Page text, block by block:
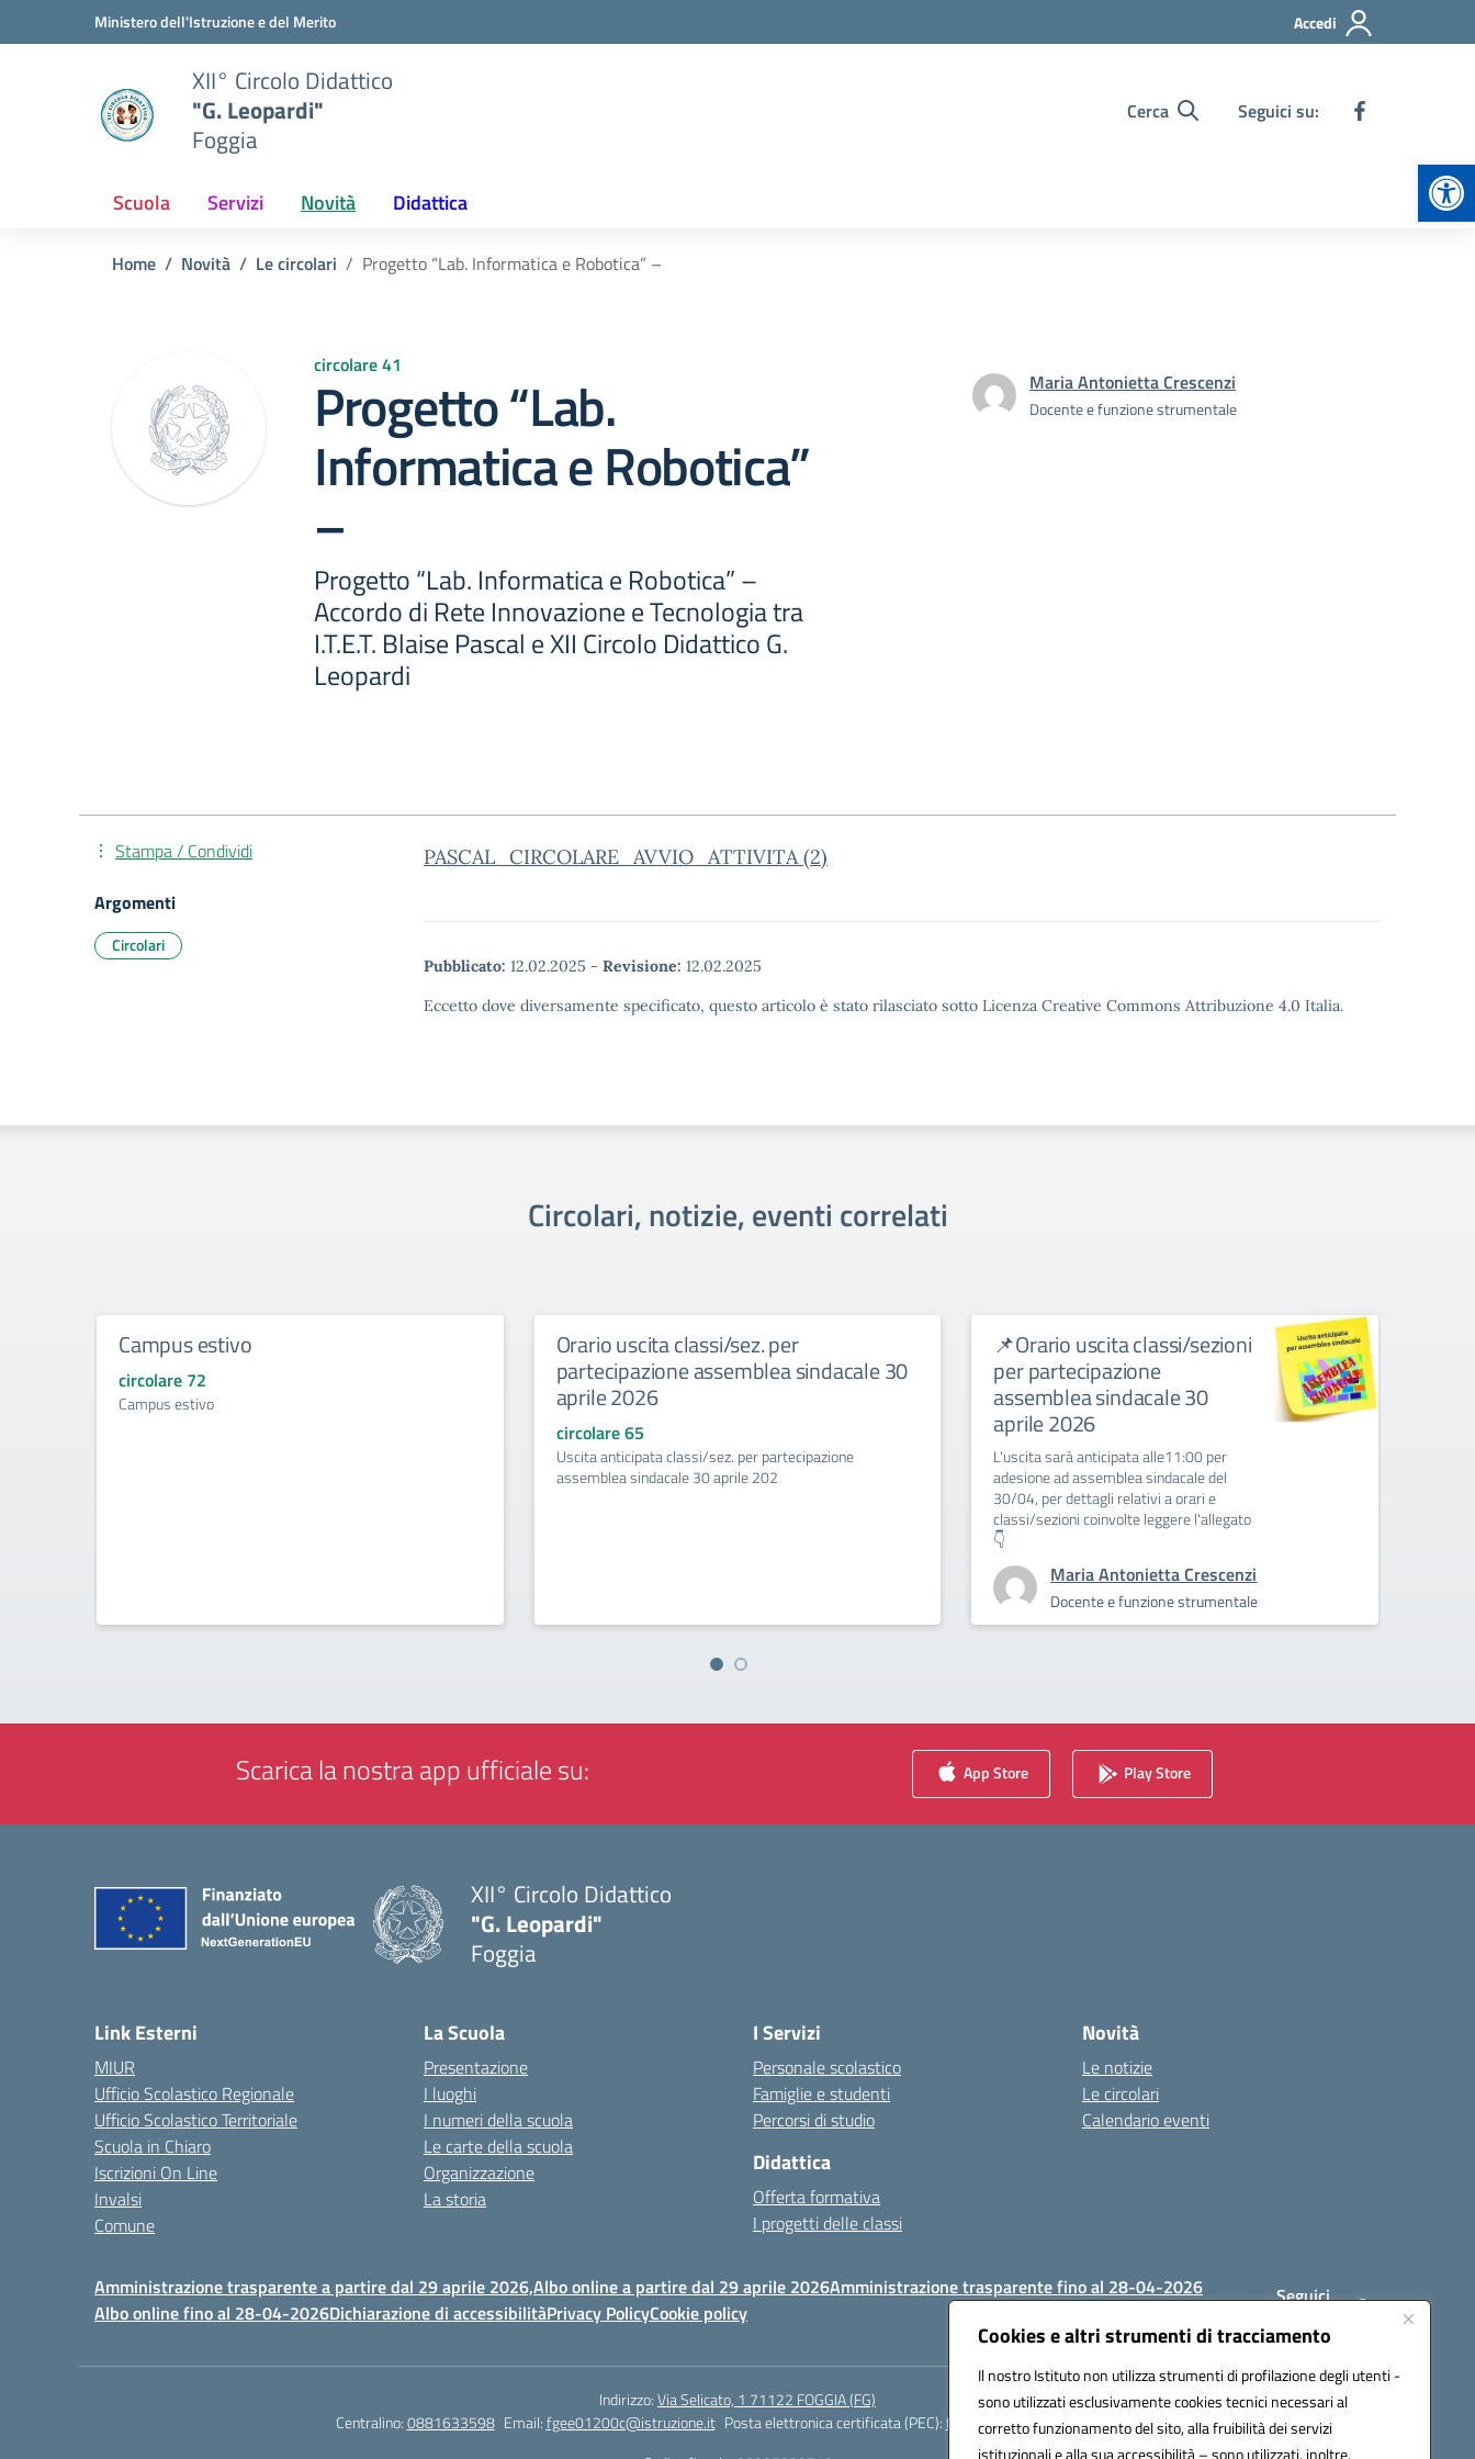
Cookies e altri strumenti di tracciamento
Il nostro Istituto non utilizza strumenti di profilazione degli utenti -
sono utilizzati esclusivamente cookies tecnici necessari al
corretto funzionamento del sito, alla fruibilità dei servizi
istituzionali e alla sua accessibilità – sono utilizzati, inoltre,
Vai ai contenuti
Vai al menu di navigazioneMinistero dell'Istruzione e del Merito Accedi
XII° Circolo Didattico
"G. Leopardi"
Foggia
Cerca Seguici su:
Scuola Servizi Novità Didattica
Home Novità Le circolari Progetto “Lab. Informatica e Robotica” –
circolare 41
Progetto “Lab.
Informatica e Robotica”
–
Progetto “Lab. Informatica e Robotica” –
Accordo di Rete Innovazione e Tecnologia tra
I.T.E.T. Blaise Pascal e XII Circolo Didattico G.
Leopardi
Maria Antonietta Crescenzi
Docente e funzione strumentale
PASCAL_CIRCOLARE_AVVIO_ATTIVITA (2)
Pubblicato: 12.02.2025 - Revisione: 12.02.2025
Eccetto dove diversamente specificato, questo articolo è stato rilasciato sotto Licenza Creative Commons Attribuzione 4.0 Italia.
Stampa / Condividi
Argomenti
Circolari
Circolari, notizie, eventi correlati
Campus estivo
circolare 72
Campus estivo
Orario uscita classi/sez. per
partecipazione assemblea sindacale 30
aprile 2026
circolare 65
Uscita anticipata classi/sez. per partecipazione
assemblea sindacale 30 aprile 202
📌Orario uscita classi/sezioni
per partecipazione
assemblea sindacale 30
aprile 2026
L'uscita sarà anticipata alle11:00 per
adesione ad assemblea sindacale del
30/04, per dettagli relativi a orari e
classi/sezioni coinvolte leggere l'allegato
👇
Maria Antonietta Crescenzi
Docente e funzione strumentale
Scarica la nostra app ufficiale su: App Store Play Store
XII° Circolo Didattico
"G. Leopardi"
Foggia
Link Esterni
MIUR
Ufficio Scolastico Regionale
Ufficio Scolastico Territoriale
Scuola in Chiaro
Iscrizioni On Line
Invalsi
Comune
La Scuola
Presentazione
I luoghi
I numeri della scuola
Le carte della scuola
Organizzazione
La storia
I Servizi
Personale scolastico
Famiglie e studenti
Percorsi di studio
Didattica
Offerta formativa
I progetti delle classi
Novità
Le notizie
Le circolari
Calendario eventi
Amministrazione trasparente a partire dal 29 aprile 2026,Albo online a partire dal 29 aprile 2026Amministrazione trasparente fino al 28-04-2026
Albo online fino al 28-04-2026Dichiarazione di accessibilitàPrivacy PolicyCookie policy
Seguici
Indirizzo:Via Selicato, 1 71122 FOGGIA (FG)
Centralino:0881633598 Email:fgee01200c@istruzione.it Posta elettronica certificata (PEC):fgee01200c@pec.istruzione.it